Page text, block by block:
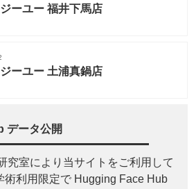
ジーユー 福井下馬店
ジーユー 土浦真鍋店
データ公開
究室により当サイトをご利用して
術利用限定で Hugging Face Hub